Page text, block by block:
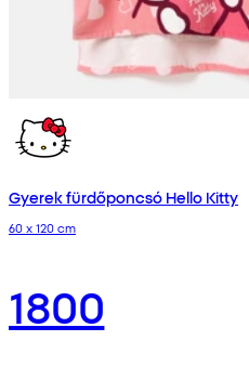
Gyerek fürdőponcsó Hello Kitty
60 x 120 cm
1800